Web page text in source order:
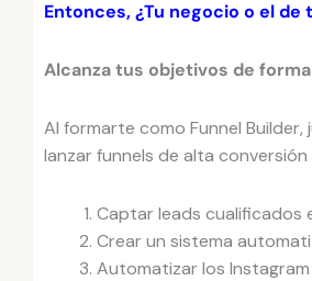
Entonces, ¿Tu negocio o el
Alcanza tus objetivos de forma
Al formarte como Funnel
lanzar funnels de alta conversión
Captar leads cualificados
Crear un sistema
Automatizar los Instagram